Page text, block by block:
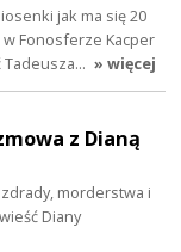
jak ma się 20
Fonosferze Kacper
Tadeusza… » więcej
z Dianą
morderstwa i
Diany